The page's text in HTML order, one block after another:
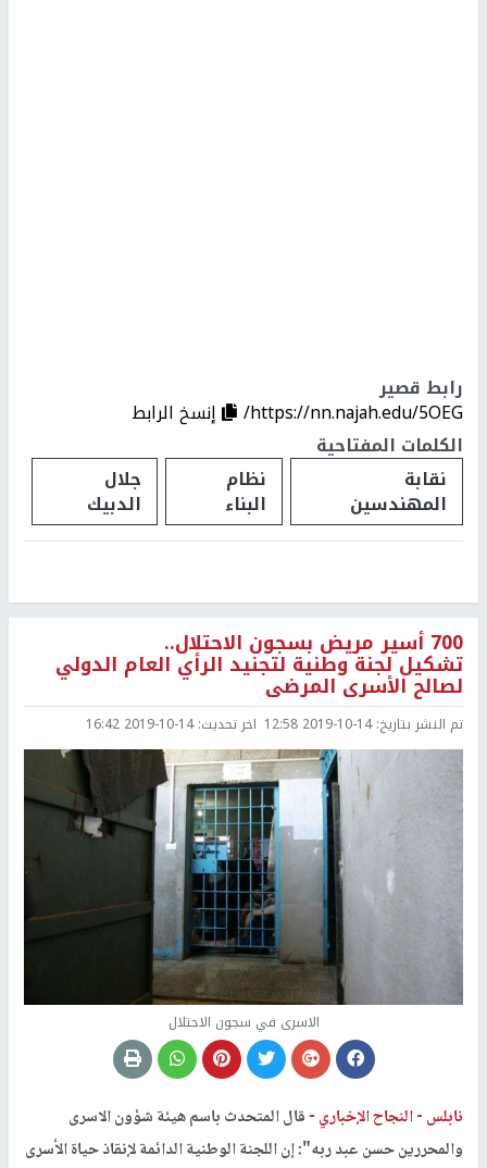
رابط قصير
https://nn.najah.edu/5OEG/
إنسخ الرابط
الكلمات المفتاحية
نقابة
المهندسين
نظام
البناء
جلال
الدبيك
700 أسير مريض بسجون الاحتلال..
تشكيل لجنة وطنية لتجنيد الرأي العام الدولي
لصالح الأسرى المرضى
تم النشر بتاريخ:2019-10-14 12:58 اخر تحديث:2019-10-14 16:42
الاسرى في سجون الاحتلال
نابلس -النجاح الإخباري -قال المتحدث باسم هيئة شؤون الاسرى
والمحررين حسن عبد ربه": إن اللجنة الوطنية الدائمة لإنقاذ حياة الأسرى